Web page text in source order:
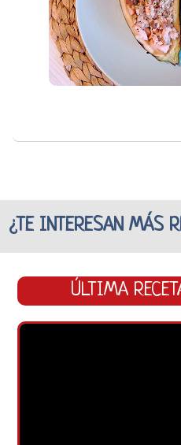
¿TE INTERESAN MÁS
ÚLTIMA